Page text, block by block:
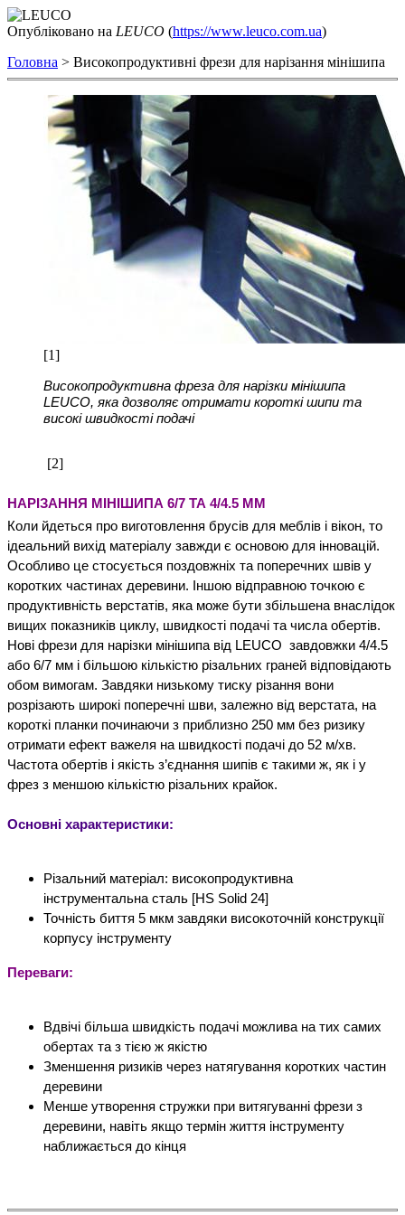
Опублiковано на LEUCO (https://www.leuco.com.ua)
Головна > Високопродуктивні фрези для нарізання мінішипа
[1]
Високопродуктивна фреза для нарізки мінішипа
LEUCO, яка дозволяє отримати короткі шипи та
високі швидкості подачі
[2]
НАРІЗАННЯ МІНІШИПА 6/7 ТА 4/4.5 ММ
Коли йдеться про виготовлення брусів для меблів і вікон, то
ідеальний вихід матеріалу завжди є основою для інновацій.
Особливо це стосується поздовжніх та поперечних швів у
коротких частинах деревини. Іншою відправною точкою є
продуктивність верстатів, яка може бути збільшена внаслідок
вищих показників циклу, швидкості подачі та числа обертів.
Нові фрези для нарізки мінішипа від LEUCO  завдовжки 4/4.5
або 6/7 мм і більшою кількістю різальних граней відповідають
обом вимогам. Завдяки низькому тиску різання вони
розрізають широкі поперечні шви, залежно від верстата, на
короткі планки починаючи з приблизно 250 мм без ризику
отримати ефект важеля на швидкості подачі до 52 м/хв.
Частота обертів і якість з’єднання шипів є такими ж, як і у
фрез з меншою кількістю різальних крайок.
Основні характеристики:
Різальний матеріал: високопродуктивна
інструментальна сталь [HS Solid 24]
Точність биття 5 мкм завдяки високоточній конструкції
корпусу інструменту
Переваги:
Вдвічі більша швидкість подачі можлива на тих самих
обертах та з тією ж якістю
Зменшення ризиків через натягування коротких частин
деревини
Менше утворення стружки при витягуванні фрези з
деревини, навіть якщо термін життя інструменту
наближається до кінця